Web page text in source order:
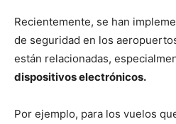
Recientemente, se han
de seguridad en los
están relacionadas,
dispositivos electrónicos.
Por ejemplo, para los vuelos